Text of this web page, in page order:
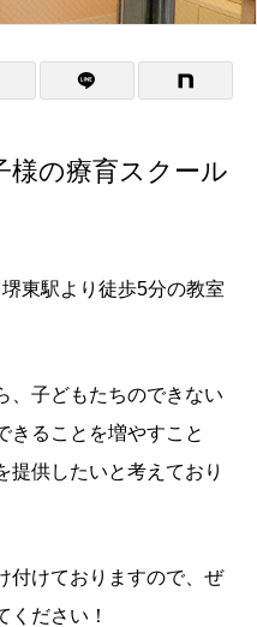
様の療育スクール
東駅より徒歩5分の教室
、子どもたちのできない
きることを増やすこと
提供したいと考えており
付けておりますので、ぜ
ください！